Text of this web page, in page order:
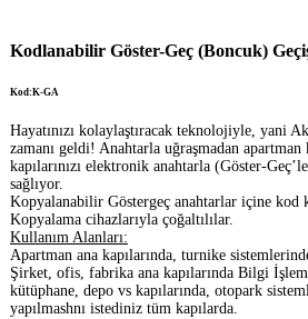
Kodlanabilir Göster-Geç (Boncuk)
Kod:K-GA
Hayatınızı kolaylaştıracak teknolojiyle, yani
zamanı geldi! Anahtarla uğraşmadan apartman
kapılarınızı elektronik anahtarla (Göster-
sağlıyor.
Kopyalanabilir Göstergeç anahtarlar içine kod
Kopyalama cihazlarıyla çoğaltılılar.
Kullanım Alanları:
Apartman ana kapılarında, turnike
Şirket, ofis, fabrika ana kapılarında Bilgi İşlem
kütüphane, depo vs kapılarında, otopark
yapılmashnı istediniz tüm kapılarda.